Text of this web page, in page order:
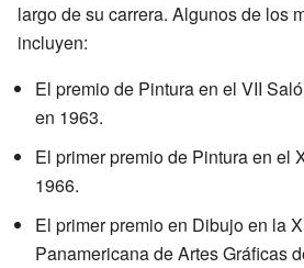
largo de su carrera. Algunos de los
incluyen:
El premio de Pintura en el VII
en 1963.
El primer premio de Pintura en el
1966.
El primer premio en Dibujo en la
Panamericana de Artes Gráficas